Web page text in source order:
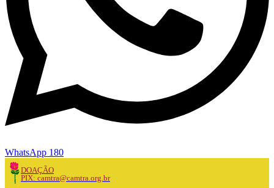
WhatsApp 180
DOAÇÃO
PIX: camtra@camtra.org.br